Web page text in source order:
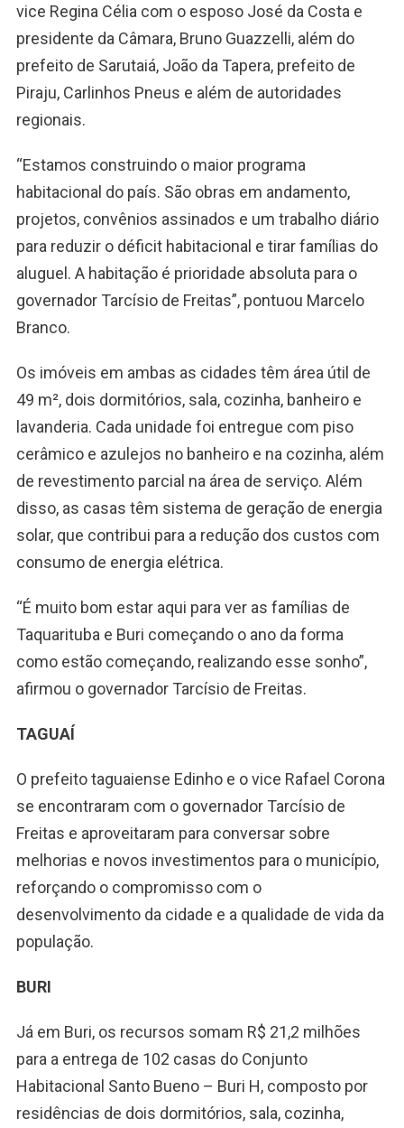
vice Regina Célia com o esposo José da Costa e
presidente da Câmara, Bruno Guazzelli, além do
prefeito de Sarutaiá, João da Tapera, prefeito de
Piraju, Carlinhos Pneus e além de autoridades
regionais.
“Estamos construindo o maior programa
habitacional do país. São obras em andamento,
projetos, convênios assinados e um trabalho diário
para reduzir o déficit habitacional e tirar famílias do
aluguel. A habitação é prioridade absoluta para o
governador Tarcísio de Freitas”, pontuou Marcelo
Branco.
Os imóveis em ambas as cidades têm área útil de
49 m², dois dormitórios, sala, cozinha, banheiro e
lavanderia. Cada unidade foi entregue com piso
cerâmico e azulejos no banheiro e na cozinha, além
de revestimento parcial na área de serviço. Além
disso, as casas têm sistema de geração de energia
solar, que contribui para a redução dos custos com
consumo de energia elétrica.
“É muito bom estar aqui para ver as famílias de
Taquarituba e Buri começando o ano da forma
como estão começando, realizando esse sonho”,
afirmou o governador Tarcísio de Freitas.
TAGUAÍ
O prefeito taguaiense Edinho e o vice Rafael Corona
se encontraram com o governador Tarcísio de
Freitas e aproveitaram para conversar sobre
melhorias e novos investimentos para o município,
reforçando o compromisso com o
desenvolvimento da cidade e a qualidade de vida da
população.
BURI
Já em Buri, os recursos somam R$ 21,2 milhões
para a entrega de 102 casas do Conjunto
Habitacional Santo Bueno – Buri H, composto por
residências de dois dormitórios, sala, cozinha,